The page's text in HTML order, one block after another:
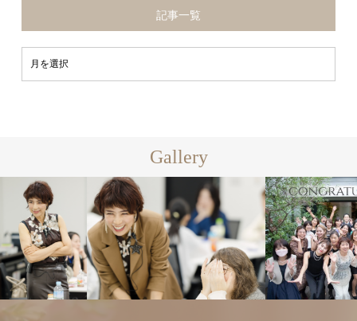
記事一覧
Gallery